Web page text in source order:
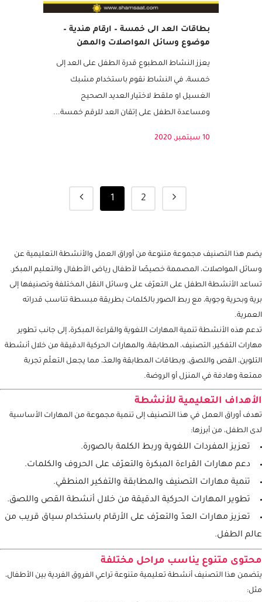
بطاقات العد الى خمسة – ارقام هندية –
موضوع وسائل المواصلات والمهن
يعزز النشاط المطبوع قدرة الطفل على العد إلى
خمسة، في النشاط نقوم باستخدام مشبك
يضم هذا التصنيف مجموعة متنوعة من أوراق العمل والأنشطة التعليمية عن
وسائل المواصلات، المصممة خصيصًا لأطفال رياض الأطفال والتعليم المبكر.
تساعد الأنشطة الطفل على التعرّف على وسائل النقل المختلفة وتصنيفها إلى
برية وبحرية وجوية، مع ربط الصور بالكلمات بطريقة مبسطة تناسب قدراته
العمرية.
تدعم هذه الأنشطة تنمية المهارات اللغوية والقراءة المبكرة، إلى جانب تطوير
مهارات التفكير، التصنيف، المطابقة، والمهارات الحركية الدقيقة من خلال أنشطة
التلوين، القص واللصق، وبطاقات المطابقة والعدّ، مما يجعل التعلّم تجربة
ممتعة وهادفة في المنزل أو الروضة.
الأهداف التعليمية للأنشطة
تهدف أوراق العمل في هذا التصنيف إلى تنمية مجموعة من المهارات الأساسية
لدى الطفل، من أبرزها:
تعزيز المفردات اللغوية وربط الكلمة بالصورة.
دعم مهارات القراءة المبكرة والتعرّف على الحروف والكلمات.
تنمية مهارات التصنيف والمطابقة والتفكير المنطقي.
تطوير المهارات الحركية الدقيقة من خلال أنشطة القص واللصق.
عالم الطفل.
محتوى متنوع يناسب مراحل مختلفة